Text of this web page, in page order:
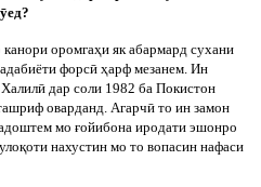
ӯед?
канори оромгаҳи як абармард сухани
форсӣ ҳарф мезанем. Ин
ӣ дар соли 1982 ба Покистон
оварданд. Агарчӣ то ин замон
мо ғойибона иродати эшонро
нахустин мо то вопасин нафаси